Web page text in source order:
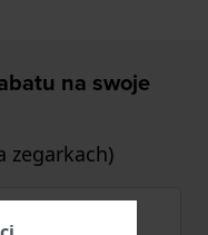
na swoje
zegarkach)